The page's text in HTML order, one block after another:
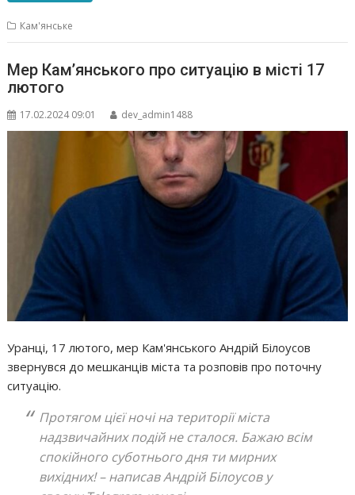
Кам'янське
Мер Кам’янського про ситуацію в місті 17
лютого
17.02.2024 09:01 dev_admin1488
Уранці, 17 лютого, мер Кам'янського Андрій Білоусов
звернувся до мешканців міста та розповів про поточну
ситуацію.
Протягом цієї ночі на території міста
надзвичайних подій не сталося. Бажаю всім
спокійного суботнього дня ти мирних
вихідних! – написав Андрій Білоусов у